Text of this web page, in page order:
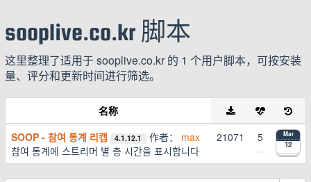
sooplive.co.kr 脚本
这里整理了适用于 sooplive.co.kr 的 1 个用户脚本，可按安装
量、评分和更新时间进行筛选。
名称
SOOP - 참여 통계 리캡
4.1.12.1 作者： max
참여 통계에 스트리머 별 총 시간을 표시합니다
21071 5 Mar
12